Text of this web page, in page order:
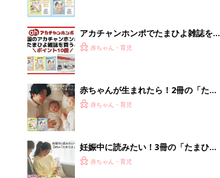
アカチャンホンポでたまひよ雑誌を買
うとポイント10倍【期間限定】
赤ちゃん・育児
赤ちゃんが生まれたら！2冊の「たま
ひよ」
赤ちゃん・育児
妊娠中に読みたい！3冊の「たまひ
よ」赤ちゃん・育児